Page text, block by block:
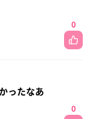
0
ったなあ
0